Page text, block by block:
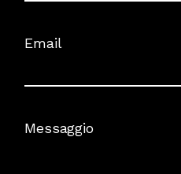
Email
Messaggio